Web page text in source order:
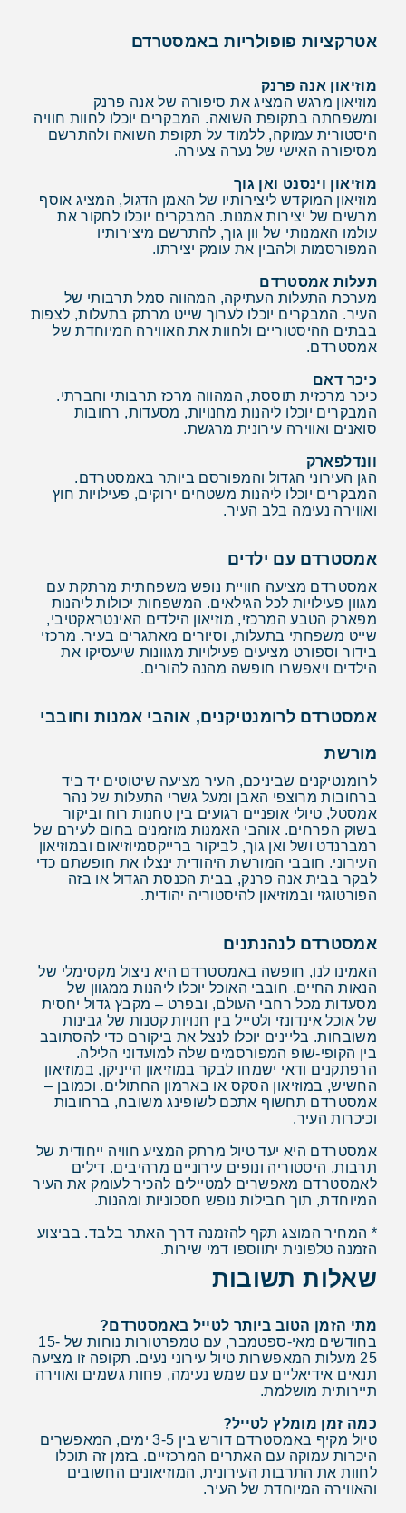
אטרקציות פופולריות באמסטרדם
מוזיאון אנה פרנק
מוזיאון מרגש המציג את סיפורה של אנה פרנק
ומשפחתה בתקופת השואה. המבקרים יוכלו לחוות חוויה
היסטורית עמוקה, ללמוד על תקופת השואה ולהתרשם
מסיפורה האישי של נערה צעירה.
מוזיאון וינסנט ואן גוך
מוזיאון המוקדש ליצירותיו של האמן הדגול, המציג אוסף
מרשים של יצירות אמנות. המבקרים יוכלו לחקור את
עולמו האמנותי של וון גוך, להתרשם מיצירותיו
המפורסמות ולהבין את עומק יצירתו.
תעלות אמסטרדם
מערכת התעלות העתיקה, המהווה סמל תרבותי של
העיר. המבקרים יוכלו לערוך שייט מרתק בתעלות, לצפות
בבתים ההיסטוריים ולחוות את האווירה המיוחדת של
אמסטרדם.
כיכר דאם
כיכר מרכזית תוססת, המהווה מרכז תרבותי וחברתי.
המבקרים יוכלו ליהנות מחנויות, מסעדות, רחובות
סואנים ואווירה עירונית מרגשת.
וונדלפארק
הגן העירוני הגדול והמפורסם ביותר באמסטרדם.
המבקרים יוכלו ליהנות משטחים ירוקים, פעילויות חוץ
ואווירה נעימה בלב העיר.
אמסטרדם עם ילדים
אמסטרדם מציעה חוויית נופש משפחתית מרתקת עם
מגוון פעילויות לכל הגילאים. המשפחות יכולות ליהנות
מפארק הטבע המרכזי, מוזיאון הילדים האינטראקטיבי,
שייט משפחתי בתעלות, וסיורים מאתגרים בעיר. מרכזי
בידור וספורט מציעים פעילויות מגוונות שיעסיקו את
הילדים ויאפשרו חופשה מהנה להורים.
אמסטרדם לרומנטיקנים, אוהבי אמנות וחובבי
מורשת
לרומנטיקנים שביניכם, העיר מציעה שיטוטים יד ביד
ברחובות מרוצפי האבן ומעל גשרי התעלות של נהר
אמסטל, טיולי אופניים רגועים בין טחנות רוח וביקור
בשוק הפרחים. אוהבי האמנות מוזמנים בחום לעירם של
רמברנדט ושל ואן גוך, לביקור ברייקסמיוזיאום ובמוזיאון
העירוני. חובבי המורשת היהודית ינצלו את חופשתם כדי
לבקר בבית אנה פרנק, בבית הכנסת הגדול או בזה
הפורטוגזי ובמוזיאון להיסטוריה יהודית.
אמסטרדם לנהנתנים
האמינו לנו, חופשה באמסטרדם היא ניצול מקסימלי של
הנאות החיים. חובבי האוכל יוכלו ליהנות ממגוון של
מסעדות מכל רחבי העולם, ובפרט – מקבץ גדול יחסית
של אוכל אינדונזי ולטייל בין חנויות קטנות של גבינות
משובחות. בליינים יוכלו לנצל את ביקורם כדי להסתובב
בין הקופי-שופ המפורסמים שלה למועדוני הלילה.
הרפתקנים ודאי ישמחו לבקר במוזיאון הייניקן, במוזיאון
החשיש, במוזיאון הסקס או בארמון החתולים. וכמובן –
אמסטרדם תחשוף אתכם לשופינג משובח, ברחובות
וכיכרות העיר.
אמסטרדם היא יעד טיול מרתק המציע חוויה ייחודית של
תרבות, היסטוריה ונופים עירוניים מרהיבים. דילים
לאמסטרדם מאפשרים למטיילים להכיר לעומק את העיר
המיוחדת, תוך חבילות נופש חסכוניות ומהנות.
* המחיר המוצג תקף להזמנה דרך האתר בלבד. בביצוע
הזמנה טלפונית יתווספו דמי שירות.
שאלות תשובות
מתי הזמן הטוב ביותר לטייל באמסטרדם?
בחודשים מאי-ספטמבר, עם טמפרטורות נוחות של 15-
25 מעלות המאפשרות טיול עירוני נעים. תקופה זו מציעה
תנאים אידיאליים עם שמש נעימה, פחות גשמים ואווירה
תיירותית מושלמת.
כמה זמן מומלץ לטייל?
טיול מקיף באמסטרדם דורש בין 3-5 ימים, המאפשרים
היכרות עמוקה עם האתרים המרכזיים. בזמן זה תוכלו
לחוות את התרבות העירונית, המוזיאונים החשובים
והאווירה המיוחדת של העיר.